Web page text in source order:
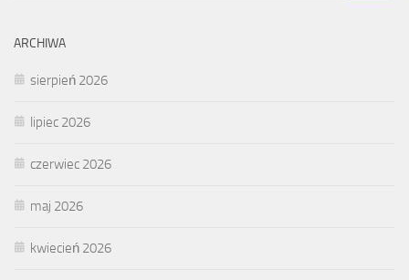
ARCHIWA
sierpień 2026
lipiec 2026
czerwiec 2026
maj 2026
kwiecień 2026